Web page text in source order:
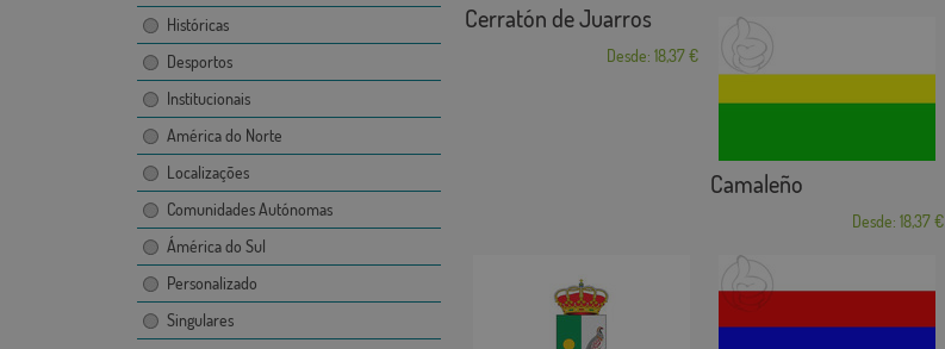
Históricas
Desportos
Institucionais
América do Norte
Localizações
Comunidades Autónomas
Ámérica do Sul
Personalizado
Singulares
Cerratón de Juarros
Desde: 18,37 €
Camaleño
Desde: 18,37 €